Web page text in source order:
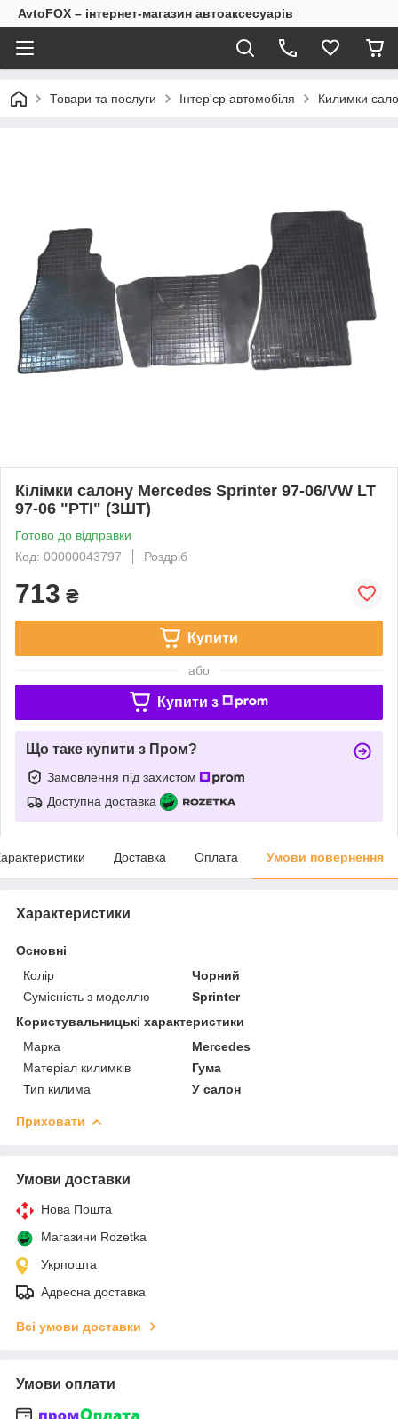
AvtoFOX – інтернет-магазин автоаксесуарів
Товари та послуги Інтер'єр автомобіля Килимки
Кілімки салону Mercedes Sprinter 97-06/VW LT
97-06 "РТІ" (3ШТ)
Готово до відправки
Код: 00000043797
Роздріб
713 ₴
Купити
або
Купити з
Що таке купити з Пром?
Замовлення під захистом
Доступна доставка
Доставка Оплата Умови повернення
Характеристики
Основні
Колір
Чорний
Сумісність з моделлю
Sprinter
Користувальницькі характеристики
Марка
Mercedes
Матеріал килимків
Гума
Тип килима
У салон
Приховати
Умови доставки
Нова Пошта
Магазини Rozetka
Укрпошта
Адресна доставка
Всі умови доставки
Умови оплати